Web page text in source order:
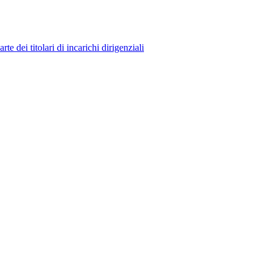
dei titolari di incarichi dirigenziali